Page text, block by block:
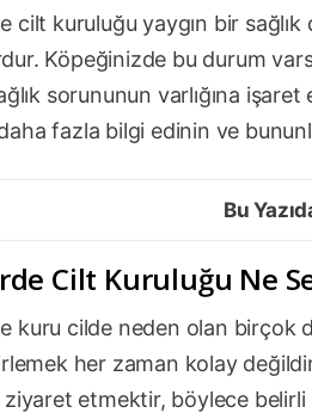
cilt kuruluğu yaygın bir
Köpeğinizde bu durum
sorununun varlığına
fazla bilgi edinin ve
Bu
Cilt Kuruluğu Ne
kuru cilde neden olan birçok
her zaman kolay
etmektir, böylece